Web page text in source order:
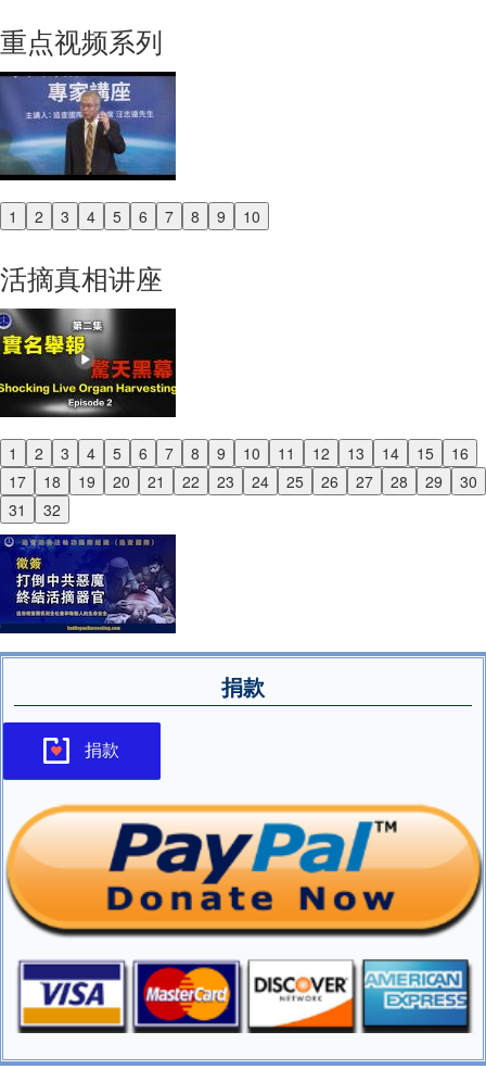
重点视频系列
1 2 3 4 5 6 7 8 9 10
Previous
活摘真相讲座
1 2 3 4 5 6 7 8 9 10 11 12 13 14 15
16
17
18 19 20 21 22 23 24 25 26 27 28 29
30
31
32
Previous
Next
捐款
捐款